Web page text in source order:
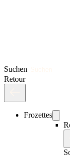
Suchen
Retour
Frozettes